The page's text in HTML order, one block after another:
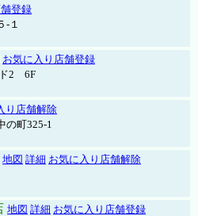
登録
-１
お気に入り店舗登録
ド2 6F
り店舗解除
の町325-1
地図 詳細 お気に入り店舗解除
地図 詳細 お気に入り店舗登録